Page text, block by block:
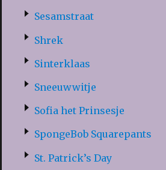
Sesamstraat
Shrek
Sinterklaas
Sneeuwwitje
Sofia het Prinsesje
SpongeBob Squarepants
St. Patrick’s Day